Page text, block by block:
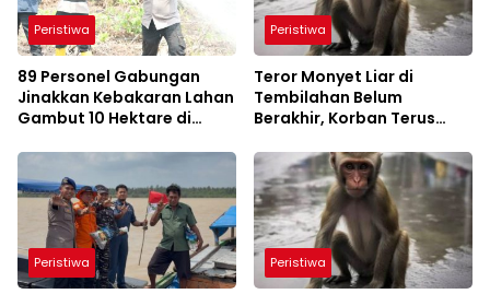
Peristiwa
89 Personel Gabungan
Jinakkan Kebakaran Lahan
Gambut 10 Hektare di
Peristiwa
Teror Monyet Liar di
Tembilahan Belum
Berakhir, Korban Terus
Peristiwa Peristiwa